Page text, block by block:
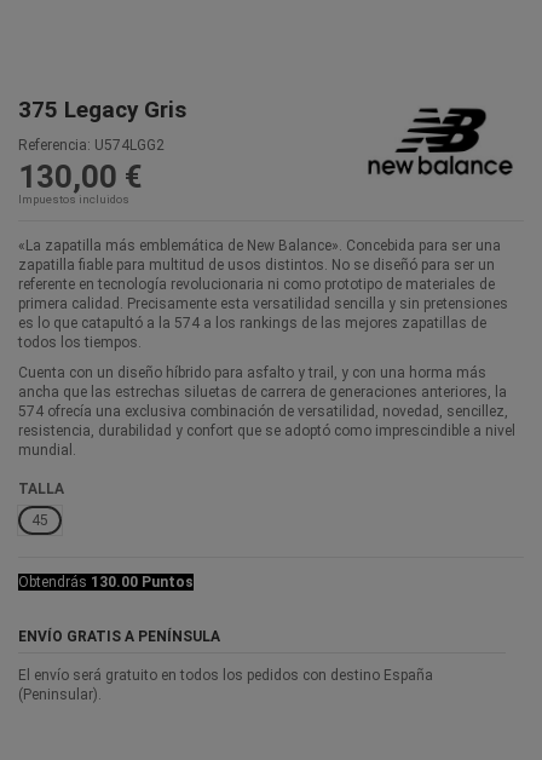
375 Legacy Gris
Referencia: U574LGG2
130,00 €
Impuestos incluidos
«La zapatilla más emblemática de New Balance». Concebida para ser una
zapatilla fiable para multitud de usos distintos. No se diseñó para ser un
referente en tecnología revolucionaria ni como prototipo de materiales de
primera calidad. Precisamente esta versatilidad sencilla y sin pretensiones
es lo que catapultó a la 574 a los rankings de las mejores zapatillas de
todos los tiempos.
Cuenta con un diseño híbrido para asfalto y trail, y con una horma más
ancha que las estrechas siluetas de carrera de generaciones anteriores, la
574 ofrecía una exclusiva combinación de versatilidad, novedad, sencillez,
resistencia, durabilidad y confort que se adoptó como imprescindible a nivel
mundial.
TALLA
45
Obtendrás 130.00 Puntos
ENVÍO GRATIS A PENÍNSULA
El envío será gratuito en todos los pedidos con destino España
(Peninsular).